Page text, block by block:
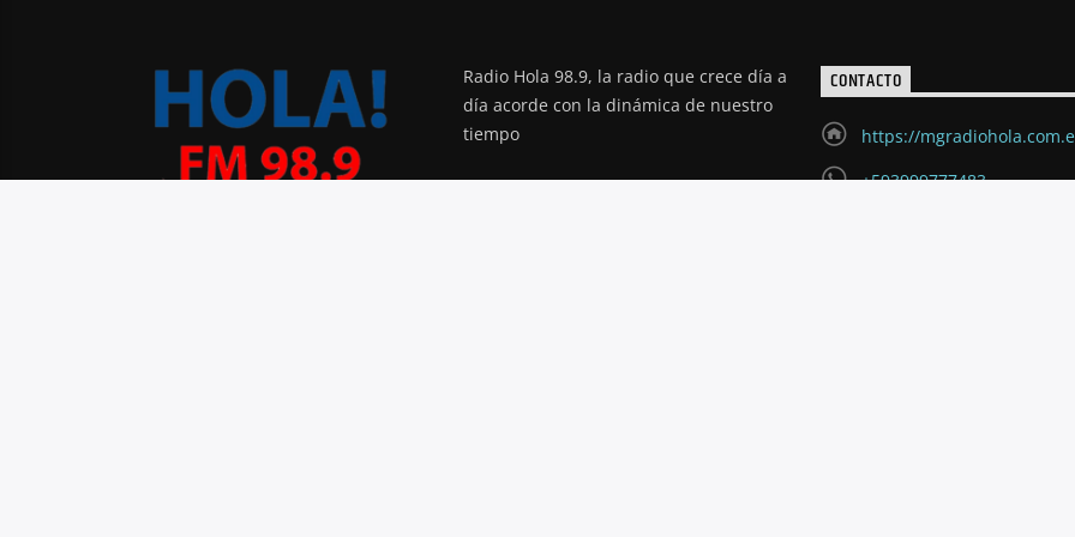
Radio Hola 98.9, la radio que crece día a
día acorde con la dinámica de nuestro
tiempo
CONTACTO
https://
+593999777483